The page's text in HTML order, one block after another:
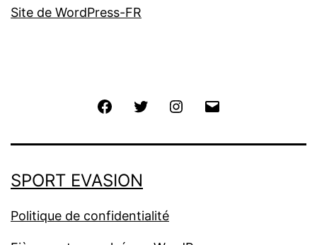
Site de WordPress-FR
FacebookTwitter Instagram
SPORT EVASION
Politique de confidentialité